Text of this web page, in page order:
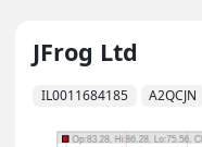
JFrog Ltd
IL0011684185 A2QCJN